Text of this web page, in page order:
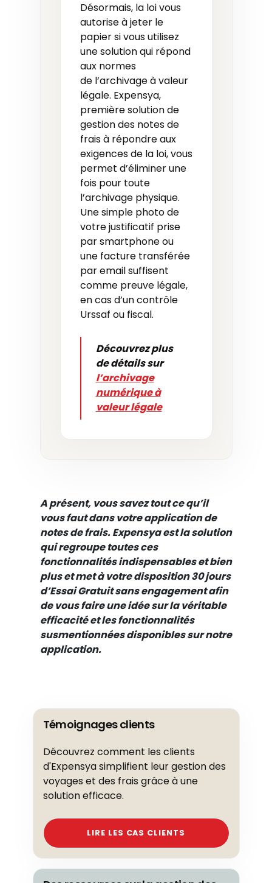
Désormais, la loi vous
autorise à jeter le
papier si vous utilisez
une solution qui répond
aux normes
de l’archivage à valeur
légale. Expensya,
première solution de
gestion des notes de
frais à répondre aux
exigences de la loi, vous
permet d’éliminer une
fois pour toute
l’archivage physique.
Une simple photo de
votre justificatif prise
par smartphone ou
une facture transférée
par email suffisent
comme preuve légale,
en cas d’un contrôle
Urssaf ou fiscal.
Découvrez plus
de détails sur
l’archivage
numérique à
valeur légale
A présent, vous savez tout ce qu’il
vous faut dans votre application de
notes de frais. Expensya est la solution
qui regroupe toutes ces
fonctionnalités indispensables et bien
plus et met à votre disposition30 jours
d’Essai Gratuit sans engagement afin
de vous faire une idée sur la véritable
efficacité et les fonctionnalités
susmentionnées disponibles sur notre
application.
Témoignages clients
Découvrez comment les clients
d'Expensya simplifient leur gestion des
voyages et des frais grâce à une
solution efficace.
LIRE LES CAS CLIENTS